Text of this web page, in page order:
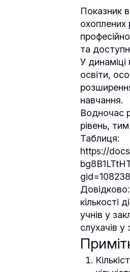
Показник
охоплених
та
У динаміці
освіти,
навчання.
Водночас
рівень,
Таблиця:
https://
Довідково:
кількості
учнів у
слухачів у